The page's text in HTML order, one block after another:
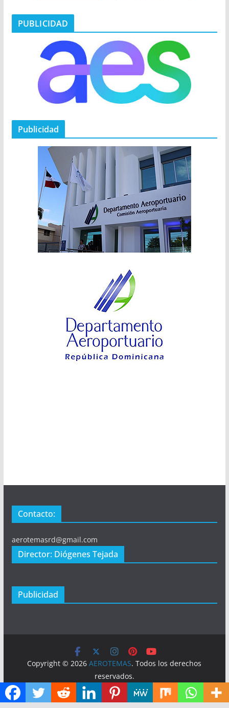
PUBLICIDAD
Publicidad
Contacto:
aerotemasrd@gmail.com
Director: Diógenes Tejada
Publicidad
Copyright © 2026AEROTEMAS. Todos los derechos
reservados.
Tema:ColorMag por ThemeGrill. Funciona con WordPress.